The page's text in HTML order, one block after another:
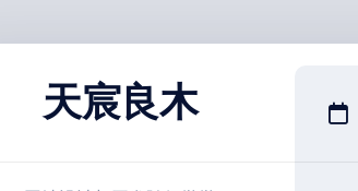
天宸良木